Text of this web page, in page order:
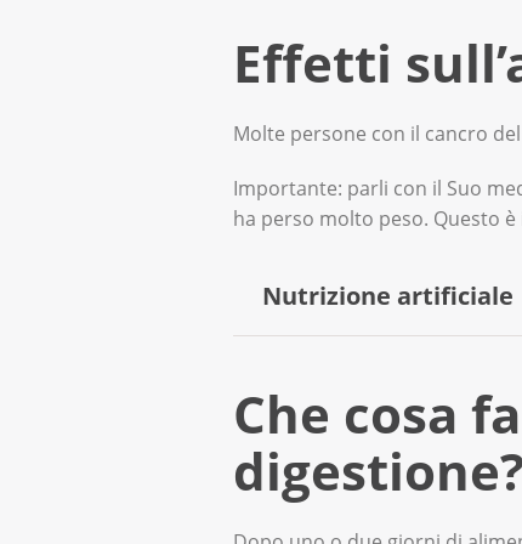
farmaci per alleviarli prima
Effetti
Molte persone con il cancro
Importante: parli con il Suo
ha perso molto peso. Questo
Nutrizione artificiale
favorirà il suo recupero.
con la nutrizione
tramite un catetere. Il
Che cosa
digestione?